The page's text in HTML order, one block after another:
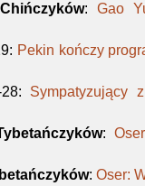
: Gao
: Pekin kończy
: Sympatyzujący
:
:Oser: